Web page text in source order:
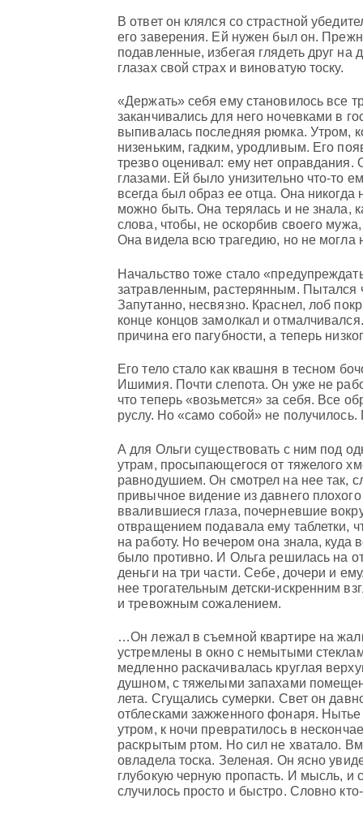
В ответ он клялся со страстной
его заверения. Ей нужен был он.
подавленные, избегая глядеть друг
глазах свой страх и виноватую тоску.
«Держать» себя ему становилось все
заканчивались для него ночевками в
выпивалась последняя рюмка. Утром,
низеньким, гадким, уродливым. Его
трезво оценивал: ему нет оправдания.
глазами. Ей было унизительно что-то
всегда был образ ее отца. Она
можно быть. Она терялась и не знала,
слова, чтобы, не оскорбив своего
Она видела всю трагедию, но не могла
Начальство тоже стало
затравленным, растерянным. Пытался
Запутанно, несвязно. Краснел, лоб
конце концов замолкал и
причина его пагубности, а теперь
Его тело стало как квашня в тесном
Ишимия. Почти слепота. Он уже не
что теперь «возьмется» за себя. Все
руслу. Но «само собой» не
А для Ольги существовать с ним под
утрам, просыпающегося от тяжелого
равнодушием. Он смотрел на нее так,
привычное видение из давнего
ввалившиеся глаза, почерневшие
отвращением подавала ему таблетки,
на работу. Но вечером она знала, куда
было противно. И Ольга решилась на
деньги на три части. Себе, дочери и
нее трогательным детски-искренним
и тревожным сожалением.
…Он лежал в съемной квартире на
устремлены в окно с немытыми
медленно раскачивалась круглая
душном, с тяжелыми запахами
лета. Сгущались сумерки. Свет он
отблесками зажженного фонаря.
утром, к ночи превратилось в
раскрытым ртом. Но сил не хватало.
овладела тоска. Зеленая. Он ясно
глубокую черную пропасть. И мысль, и
случилось просто и быстро. Словно